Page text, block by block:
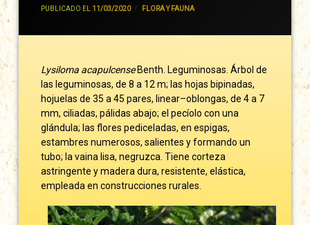
PUBLICADO EL 11/03/2020 CATEGORÍAS:
FLORA Y FAUNA
Lysiloma acapulcense Benth. Leguminosas. Árbol de
las leguminosas, de 8 a 12 m; las hojas bipinadas,
hojuelas de 35 a 45 pares, linear–oblongas, de 4 a 7
mm, ciliadas, pálidas abajo; el pecíolo con una
glándula; las flores pediceladas, en espigas,
estambres numerosos, salientes y formando un
tubo; la vaina lisa, negruzca. Tiene corteza
astringente y madera dura, resistente, elástica,
empleada en construcciones rurales.